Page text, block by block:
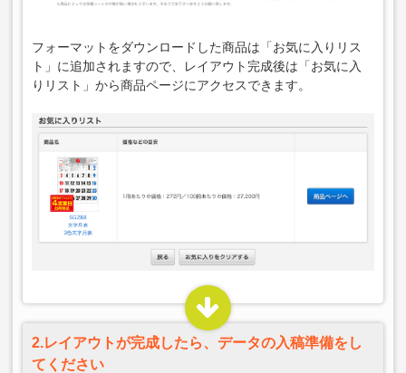
フォーマットをダウンロードした商品は「お気に入りリス
ト」に追加されますので、レイアウト完成後は「お気に入
りリスト」から商品ページにアクセスできます。
2.レイアウトが完成したら、データの入稿準備をし
てください